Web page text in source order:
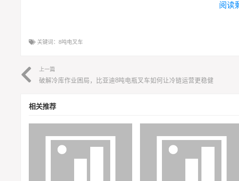
：关注长期总持有成本，而不仅仅是初次采购价
对工作环境舒适性有要求的场所
更是依托其深厚的电子技术积累，提供了一套涵盖动力、能耗、管理和用
件的相关企业而言，深入了解和评估这类电驱动重型叉车，或许正成为一
免责声明：
本文由用户上传分享发布，转载此文章须经作者同意，如内容、
关键词： 8吨电叉车
上一篇
破解冷库作业困局，比亚迪8吨电瓶叉车如何让冷链运营更稳健
相关推荐